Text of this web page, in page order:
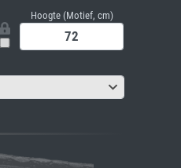
Hoogte (Motief, cm)